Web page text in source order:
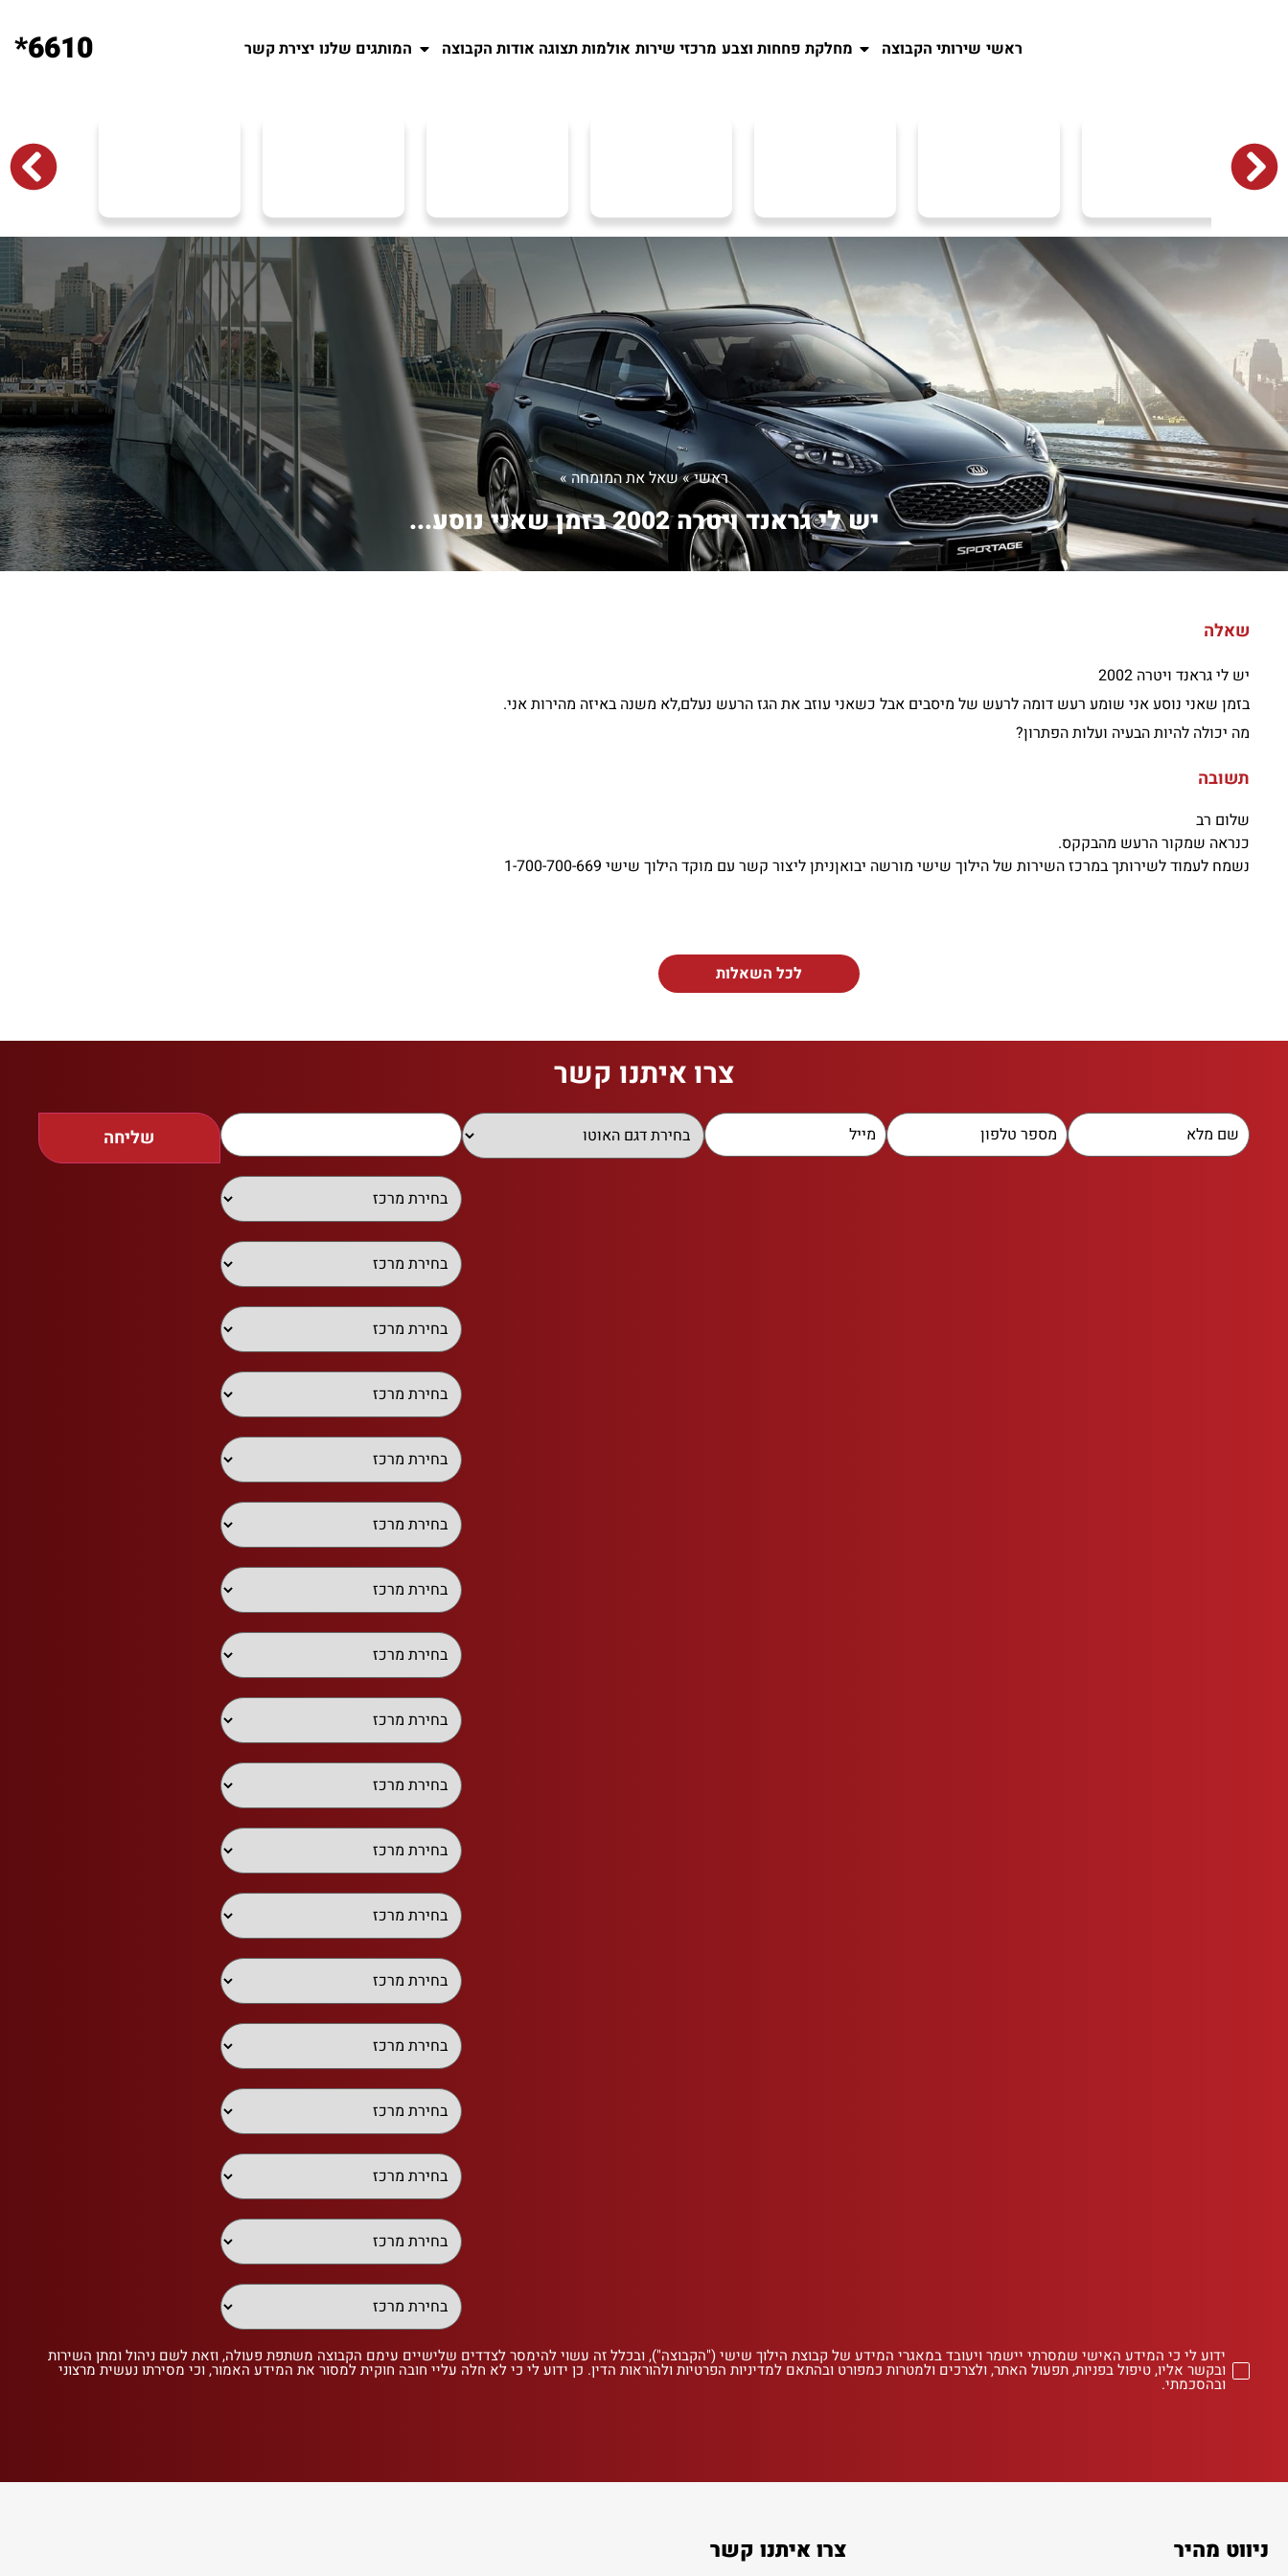
ראשי שירותי הקבוצה מחלקת פחחות וצבע מרכזי שירות אולמות תצוגה אודות הקבוצה המותגים שלנו יצירת קשר 6610*
ראשי»שאל את המומחה»
יש לי גראנד ויטרה 2002 בזמן שאני נוסע...
שאלה
יש לי גראנד ויטרה 2002
בזמן שאני נוסע אני שומע רעש דומה לרעש של מיסבים אבל כשאני עוזב את הגז הרעש נעלם,לא משנה באיזה מהירות אני.
מה יכולה להיות הבעיה ועלות הפתרון?
תשובה
שלום רב
כנראה שמקור הרעש מהבקקס.
נשמח לעמוד לשירותך במרכז השירות של הילוך שישי מורשה יבואןניתן ליצור קשר עם מוקד הילוך שישי 1-700-700-669
לכל השאלות
צרו איתנו קשר
שליחה
ידוע לי כי המידע האישי שמסרתי יישמר ויעובד במאגרי המידע של קבוצת הילוך שישי ("הקבוצה"), ובכלל זה עשוי להימסר לצדדים שלישיים עימם הקבוצה משתפת פעולה, וזאת לשם ניהול ומתן השירות
ובקשר אליו, טיפול בפניות, תפעול האתר, ולצרכים ולמטרות כמפורט ובהתאם למדיניות הפרטיות ולהוראות הדין. כן ידוע לי כי לא חלה עליי חובה חוקית למסור את המידע האמור, וכי מסירתו נעשית מרצוני
ובהסכמתי.
ניווט מהיר צרו איתנו קשר